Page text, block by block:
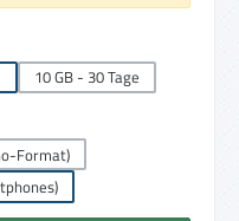
10 GB - 30 Tage
Format)